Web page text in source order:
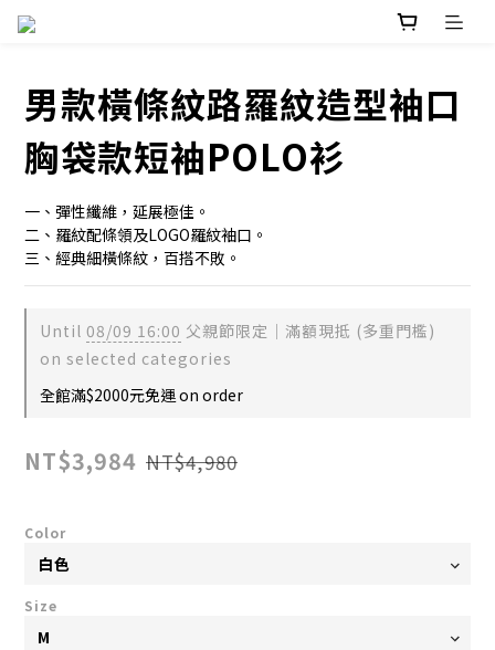
男款橫條紋路羅紋造型袖口
胸袋款短袖POLO衫
一、彈性纖維，延展極佳。
二、羅紋配條領及LOGO羅紋袖口。
三、經典細橫條紋，百搭不敗。
Until 08/09 16:00 父親節限定｜滿額現抵 (多重門檻)
on selected categories
全館滿$2000元免運 on order
NT$3,984 NT$4,980
Color
Size